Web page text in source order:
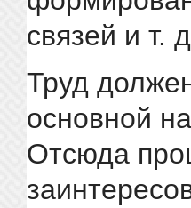
связей и т.
Труд
основной
Отсюда